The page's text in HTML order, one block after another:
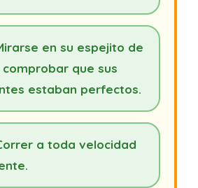
en su espejito de
que sus
estaban perfectos.
a toda velocidad